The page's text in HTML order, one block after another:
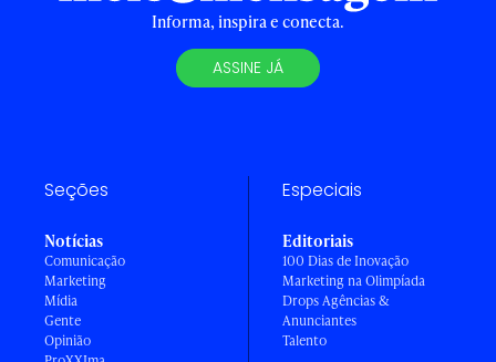
Informa, inspira e conecta.
ASSINE JÁ
Seções
Notícias
Comunicação
Marketing
Mídia
Gente
Opinião
Especiais
Editoriais
100 Dias de Inovação
Marketing na Olimpíada
Drops Agências &
Anunciantes
Talento